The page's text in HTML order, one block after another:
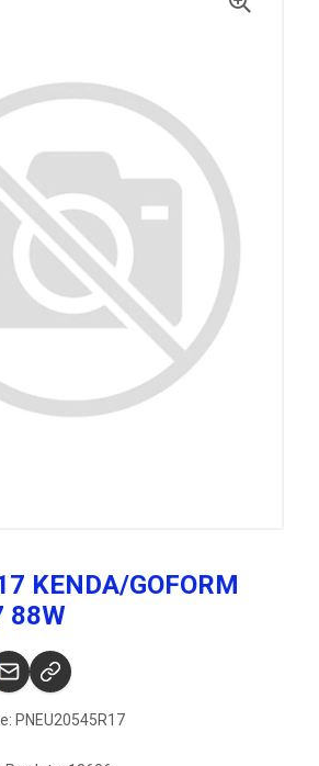
KENDA/GOFORM
88W
PNEU20545R17